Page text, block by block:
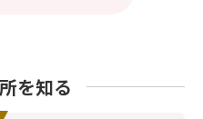
を知る